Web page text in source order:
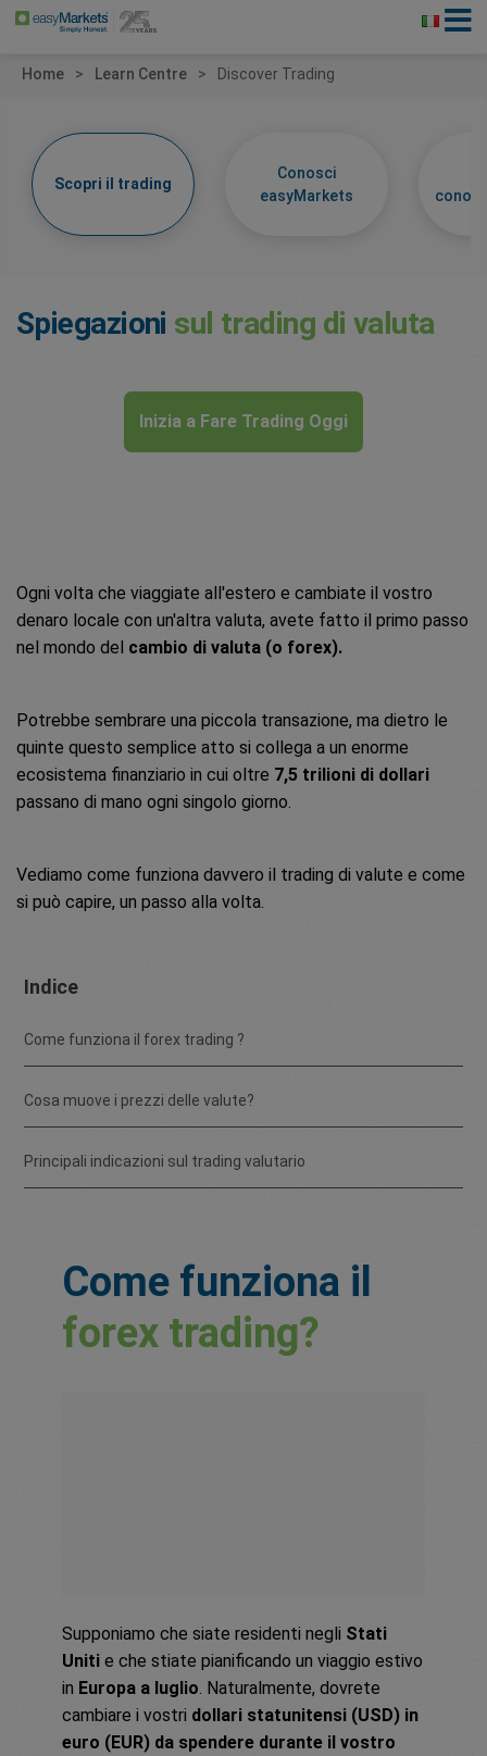
Home Learn Centre Discover Trading
Scopri il trading
Conosci
easyMarkets
Spiegazioni sul trading di valuta
Inizia a Fare Trading Oggi
Come funziona il
forex trading?
Supponiamo che siate residenti negli Stati
Uniti e che stiate pianificando un viaggio estivo
in Europa a luglio . Naturalmente, dovrete
cambiare i vostri dollari statunitensi (USD) in
euro (EUR) da spendere durante il vostro
Ogni volta che viaggiate all'estero e cambiate il vostro
denaro locale con un'altra valuta, avete fatto il primo passo
nel mondo del cambio di valuta (o forex).
Potrebbe sembrare una piccola transazione, ma dietro le
quinte questo semplice atto si collega a un enorme
ecosistema finanziario in cui oltre 7,5 trilioni di dollari
passano di mano ogni singolo giorno.
Vediamo come funziona davvero il trading di valute e come
si può capire, un passo alla volta.
Indice
Come funziona il forex trading ?
Cosa muove i prezzi delle valute?
Principali indicazioni sul trading valutario